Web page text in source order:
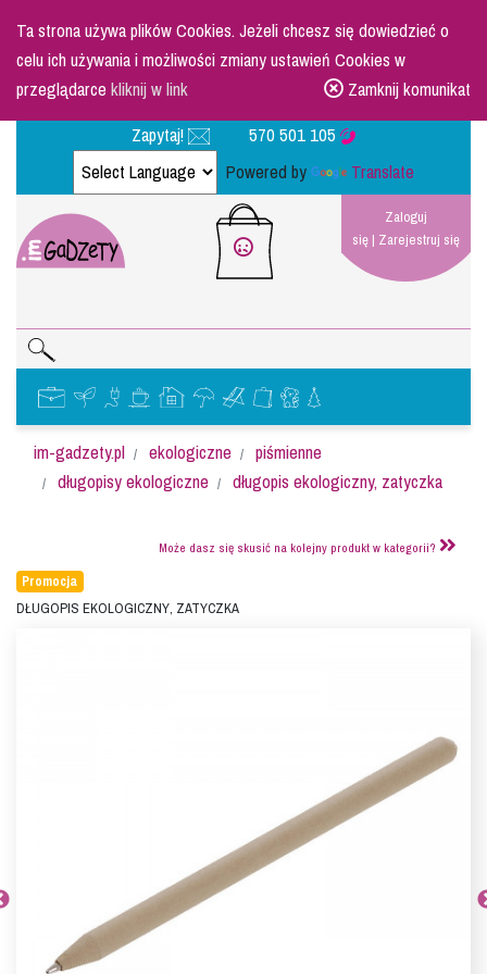
Ta strona używa plików Cookies. Jeżeli chcesz się dowiedzieć o
celu ich używania i możliwości zmiany ustawień Cookies w
przeglądarcekliknij w link
Zamknij komunikat
Zapytaj!
570 501 105
Powered by
Translate
Zaloguj
się| Zarejestruj się
im-gadzety.pl ekologiczne
piśmienne
długopisy ekologiczne
długopis ekologiczny, zatyczka
Może dasz się skusić na kolejny produkt w kategorii?
Promocja
Długopis ekologiczny, zatyczka